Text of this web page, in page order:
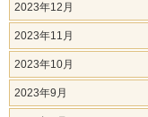
2023年12月
2023年11月
2023年10月
2023年9月